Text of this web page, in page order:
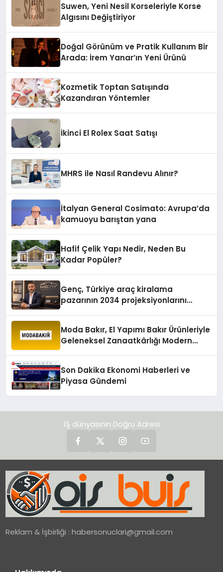
Suwen, Yeni Nesil Korseleriyle Korse
Algısını Değiştiriyor
Doğal Görünüm ve Pratik Kullanım Bir
Arada: İrem Yanar’ın Yeni Ürünü
Kozmetik Toptan Satışında
Kazandıran Yöntemler
İkinci El Rolex Saat Satışı
MHRS ile Nasıl Randevu Alınır?
İtalyan General Cosimato: Avrupa’da
kamuoyu barıştan yana
Hafif Çelik Yapı Nedir, Neden Bu
Kadar Popüler?
Genç, Türkiye araç kiralama
pazarının 2034 projeksiyonlarını
Moda Bakır, El Yapımı Bakır Ürünleriyle
Geleneksel Zanaatkârlığı Modern
Son Dakika Ekonomi Haberleri ve
Piyasa Gündemi
İŞ dünyasının Doğru Adresi
Reklam & İşbirliği :habersonuclari@gmail.com